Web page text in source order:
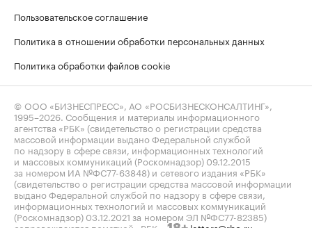
Пользовательское соглашение
Политика в отношении обработки персональных данных
Политика обработки файлов cookie
© ООО «БИЗНЕСПРЕСС», АО «РОСБИЗНЕСКОНСАЛТИНГ»,
1995–2026 . Сообщения и материалы информационного
агентства «РБК» (свидетельство о регистрации средства
массовой информации выдано Федеральной службой
по надзору в сфере связи, информационных технологий
и массовых коммуникаций (Роскомнадзор) 09.12.2015
за номером ИА №ФС77-63848) и сетевого издания «РБК»
(свидетельство о регистрации средства массовой информации
выдано Федеральной службой по надзору в сфере связи,
информационных технологий и массовых коммуникаций
(Роскомнадзор) 03.12.2021 за номером ЭЛ №ФС77-82385)